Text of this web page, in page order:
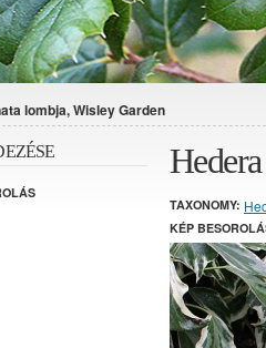
lombja, Wisley Garden
TAXONOMY:
KÉP